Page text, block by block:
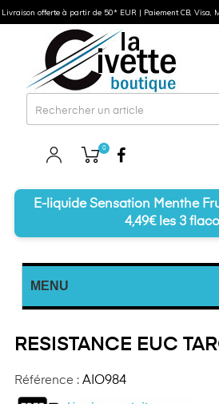
0
E-liquide Sensation Menthe
4,49€ les 3
MENU
RESISTANCE EUC
Référence : AIO984
Livraison offerte à partir de 50* EUR | Paiement CB, Visa,